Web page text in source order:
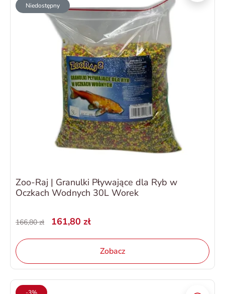
Niedostępny
Zoo-Raj | Granulki Pływające dla Ryb w
Oczkach Wodnych 30L Worek
166,80 zł 161,80 zł
Zobacz